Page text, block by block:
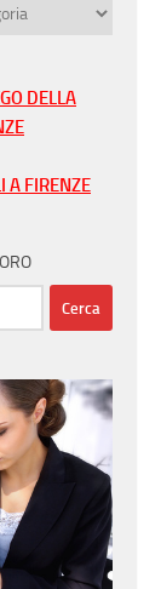
DELLA
A FIRENZE